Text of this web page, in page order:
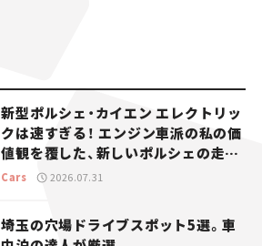
新型ポルシェ・カイエン エレクトリッ
クは速すぎる！ エンジン車派の私の価
値観を覆した、新しいポルシェの走
り。
Cars 2026.07.31
埼玉の穴場ドライブスポット5選。車